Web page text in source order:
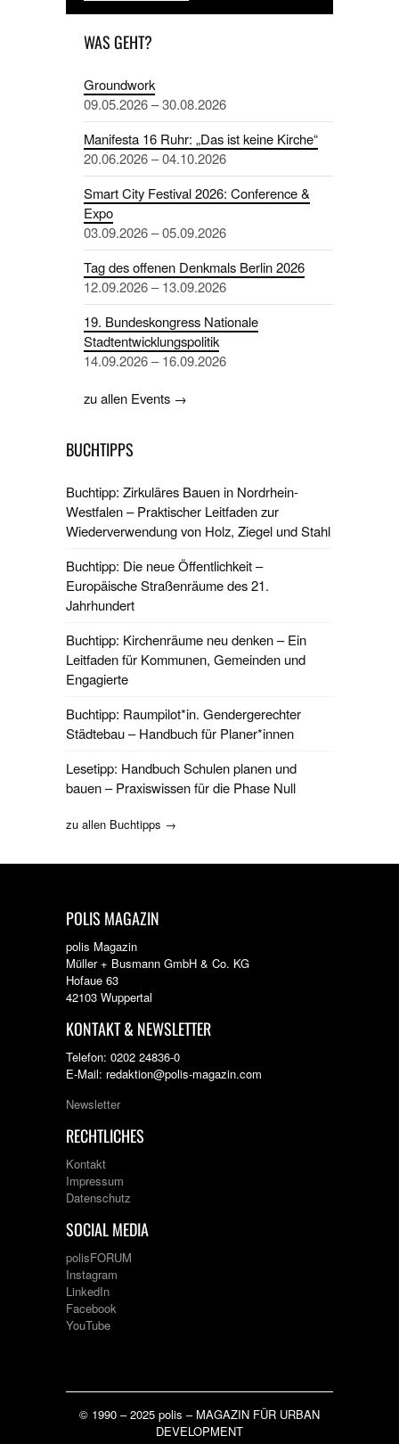
WAS GEHT?
Groundwork
09.05.2026 – 30.08.2026
Manifesta 16 Ruhr: „Das ist keine Kirche“
20.06.2026 – 04.10.2026
Smart City Festival 2026: Conference &
Expo
03.09.2026 – 05.09.2026
Tag des offenen Denkmals Berlin 2026
12.09.2026 – 13.09.2026
19. Bundeskongress Nationale
Stadtentwicklungspolitik
14.09.2026 – 16.09.2026
zu allen Events →
BUCHTIPPS
Buchtipp: Zirkuläres Bauen in Nordrhein-
Westfalen – Praktischer Leitfaden zur
Wiederverwendung von Holz, Ziegel und Stahl
Buchtipp: Die neue Öffentlichkeit –
Europäische Straßenräume des 21.
Jahrhundert
Buchtipp: Kirchenräume neu denken – Ein
Leitfaden für Kommunen, Gemeinden und
Engagierte
Buchtipp: Raumpilot*in. Gendergerechter
Städtebau – Handbuch für Planer*innen
Lesetipp: Handbuch Schulen planen und
bauen – Praxiswissen für die Phase Null
zu allen Buchtipps →
POLIS MAGAZIN
polis Magazin
Müller + Busmann GmbH & Co. KG
Hofaue 63
42103 Wuppertal
KONTAKT & NEWSLETTER
Telefon: 0202 24836-0
E-Mail: redaktion@polis-magazin.com
Newsletter
RECHTLICHES
Kontakt
Impressum
Datenschutz
SOCIAL MEDIA
polisFORUM
Instagram
LinkedIn
Facebook
YouTube
© 1990 – 2025 polis – MAGAZIN FÜR URBAN
DEVELOPMENT